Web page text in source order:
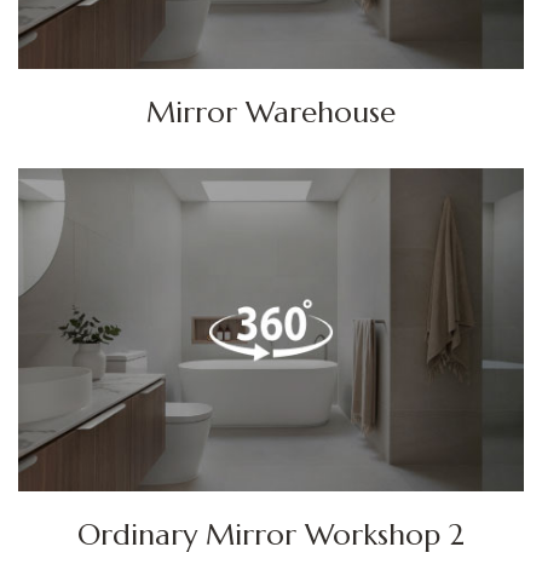
Mirror Warehouse
Ordinary Mirror Workshop 2